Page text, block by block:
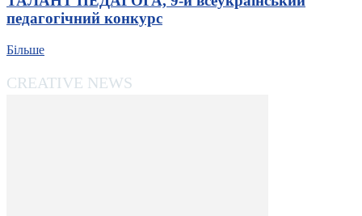
педагогічний конкурс
Більше
CREATIVE NEWS